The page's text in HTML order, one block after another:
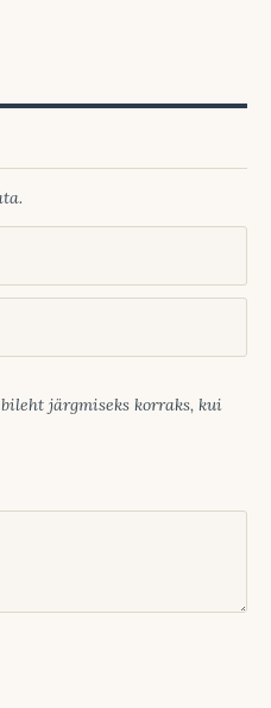
järgmiseks korraks, kui